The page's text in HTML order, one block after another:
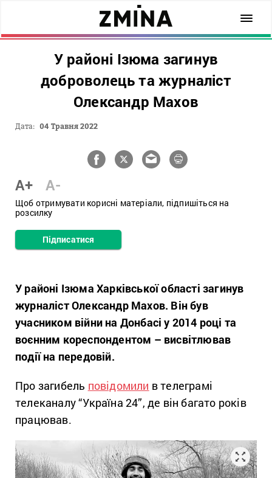
У районі Ізюма загинув
доброволець та журналіст
Олександр Махов
Дата: 04 Травня 2022
A+ A-
Щоб отримувати корисні матеріали, підпишіться на
розсилку
Підписатися
У районі Ізюма Харківської області загинув
журналіст Олександр Махов. Він був
учасником війни на Донбасі у 2014 році та
воєнним кореспондентом – висвітлював
події на передовій.
Про загибель повідомили в телеграмі
телеканалу “Україна 24”, де він багато років
працював.